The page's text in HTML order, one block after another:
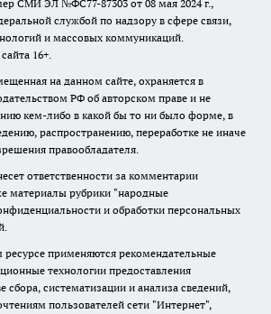
СМИ ЭЛ №ФС77-87303 от 08 мая 2024 г.,
службой по надзору в сфере связи,
и массовых коммуникаций.
16+.
на данном сайте, охраняется в
РФ об авторском праве и не
кем-либо в какой бы то ни было форме, в
распространению, переработке не иначе
правообладателя.
ответственности за комментарии
материалы рубрики "народные
и обработки персональных
.
применяются рекомендательные
технологии предоставления
систематизации и анализа сведений,
пользователей сети "Интернет",